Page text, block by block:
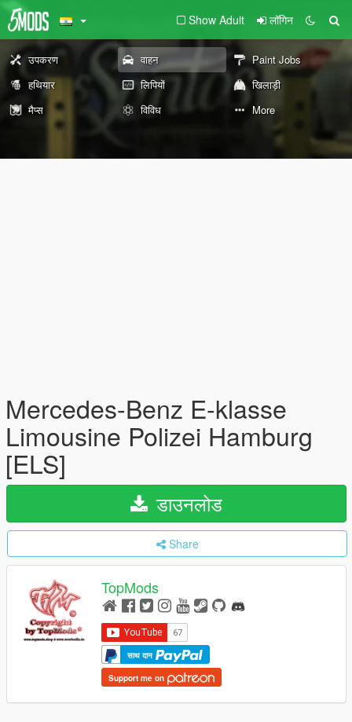
Show Adult लॉगिन
उपकरण वाहन
Paint Jobs
हथियार
लिपियों
खिलाड़ी
मैप्स
विविध More
Mercedes-Benz E-klasse
Limousine Polizei Hamburg
[ELS]
डाउनलोड
Share
TopMods
साथ दान
Support me on